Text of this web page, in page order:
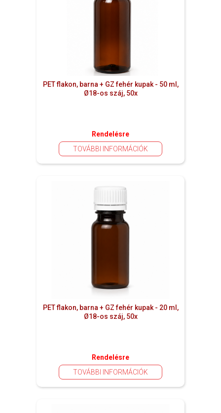
PET flakon, barna + GZ fehér kupak - 50 ml,
Ø18-os száj, 50x
Rendelésre
TOVÁBBI INFORMÁCIÓK
PET flakon, barna + GZ fehér kupak - 20 ml,
Ø18-os száj, 50x
Rendelésre
TOVÁBBI INFORMÁCIÓK